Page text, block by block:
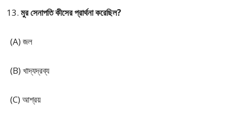
মুর সেনাপতি কীসের প্রার্থনা করেছিল?
(A) জল
(B) খাদ্যদ্রব্য
(C) আশ্রয়